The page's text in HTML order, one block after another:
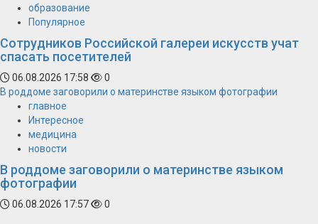
образование
Популярное
Сотрудников Российской галереи искусств учат
спасать посетителей
06.08.2026 17:58
0
В роддоме заговорили о материнстве языком фотографии
главное
Интересное
медицина
новости
В роддоме заговорили о материнстве языком
фотографии
06.08.2026 17:57 0